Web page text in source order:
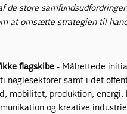
store
at omsætte strategien til
flagskibe - Målrettede
nøglesektorer samt i det
mobilitet, produktion, energi,
og kreative